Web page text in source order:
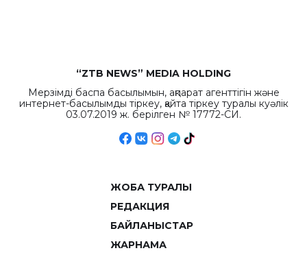
“ZTB NEWS” MEDIA HOLDING
Мерзімді баспа басылымын, ақпарат агенттігін және
интернет-басылымды тіркеу, қайта тіркеу туралы куәлік
03.07.2019 ж. берілген № 17772-СИ.
ЖОБА ТУРАЛЫ
РЕДАКЦИЯ
БАЙЛАНЫСТАР
ЖАРНАМА